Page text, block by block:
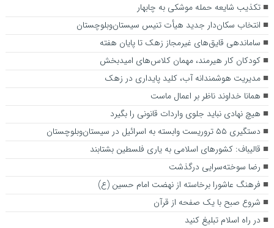
تکذیب شایعه حمله موشکی به چابهار
انتخاب سکان‌دار جدید هیأت تنیس سیستان‌وبلوچستان
ساماندهی قایق‌های غیرمجاز زهک تا پایان هفته
کودکان کار هیرمند، مهمان کلاس‌های امیدبخش
مدیریت هوشمندانه آب، کلید پایداری در زهک
همانا خداوند ناظر بر اعمال ماست
هیچ نهادی نباید جلوی واردات قانونی را بگیرد
دستگیری ۵۵ تروریست وابسته به اسرائیل در سیستان‌وبلوچستان
قالیباف: کشورهای اسلامی به یاری فلسطین بشتابند
رضا سوخته‌سرایی درگذشت
فرهنگ عاشورا برخاسته از نهضت امام حسین (ع)
شروع صبح با یک صفحه از قرآن
در راه اسلام تبلیغ کنید